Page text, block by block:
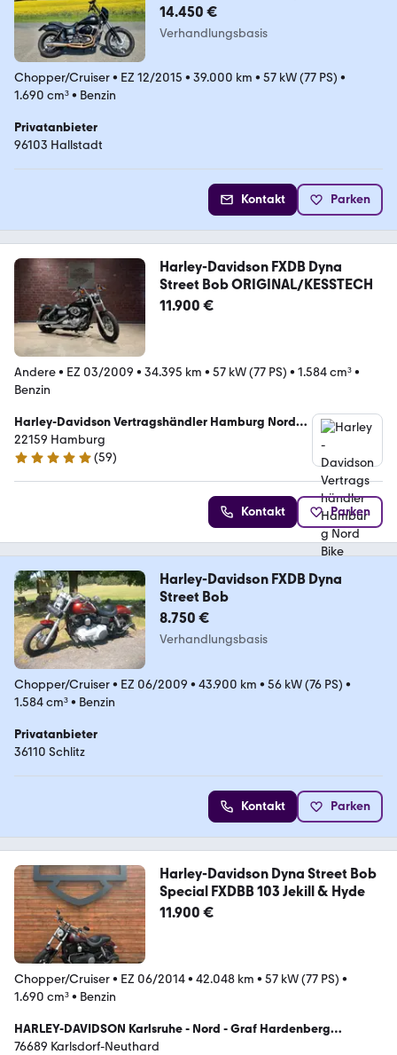
14.450 €
Verhandlungsbasis
Chopper/Cruiser• EZ 12/2015 • 39.000 km • 57 kW (77 PS) •
1.690 cm³• Benzin
Privatanbieter
96103 Hallstadt
Kontakt Parken
Harley-Davidson FXDB Dyna
Street Bob ORIGINAL/KESSTECH
11.900 €
Andere• EZ 03/2009 • 34.395 km • 57 kW (77 PS) • 1.584 cm³•
Benzin
Harley-Davidson Vertragshändler Hamburg Nord
Bike GmbH
22159 Hamburg
4.9 Sterne
(59)
Kontakt Parken
Harley-Davidson FXDB Dyna
Street Bob
8.750 €
Verhandlungsbasis
Chopper/Cruiser• EZ 06/2009 • 43.900 km • 56 kW (76 PS) •
1.584 cm³• Benzin
Privatanbieter
36110 Schlitz
Kontakt Parken
Harley-Davidson Dyna Street Bob
Special FXDBB 103 Jekill & Hyde
11.900 €
Chopper/Cruiser• EZ 06/2014• 42.048 km • 57 kW (77 PS) •
1.690 cm³• Benzin
HARLEY-DAVIDSON Karlsruhe - Nord - Graf Hardenberg
Motorcycle GmbH
76689 Karlsdorf-Neuthard